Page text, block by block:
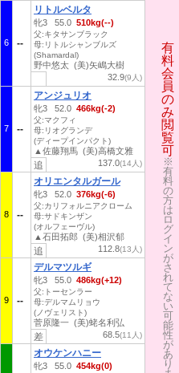
有
料
会
員
の
み
閲
覧
可
※
有
料
の
方
は
ロ
グ
イ
ン
が
さ
れ
て
な
い
可
能
性
が
あ
り
6
リトルベルタ
牝3 55.0 510kg(--)
父:キタサンブラック
母:リトルシャンブルズ
(Shamardal)
野中悠太 (美)矢嶋大樹
32.9(9人)
7
アンジュリオ
牝3 52.0 466kg(-2)
父:マクフィ
母:リオグランデ
(ディープインパクト)
▲佐藤翔馬 (美)高橋文雅
137.0(14人)
追
8
オリエンタルガール
牝3 52.0 376kg(-6)
父:カリフォルニアクローム
母:サドキンザン
(オルフェーヴル)
▲石田拓郎 (美)相沢郁
112.8(13人)
追
9
デルマツルギ
牝3 55.0 486kg(+12)
父:トーセンラー
母:デルマムリョウ
(ノヴェリスト)
菅原隆一 (美)蛯名利弘
68.5(11人)
差
オウケンハニー
牝3 55.0 454kg(0)
有
料
会
員
の
み
閲
覧
可
※
有
料
の
方
は
ロ
グ
イ
ン
が
さ
れ
て
な
い
可
能
性
が
あ
り